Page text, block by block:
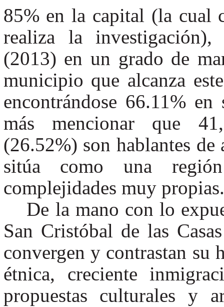
85% en la capital (la cual
realiza la investigación),
(2013) en un grado de
municipio que alcanza
encontrándose 66.11%
más mencionar que
(26.52%) son hablantes
sitúa como una
complejidades muy propias.
De la mano con lo
San Cristóbal de las
convergen y contrastan
étnica, creciente
propuestas culturales y